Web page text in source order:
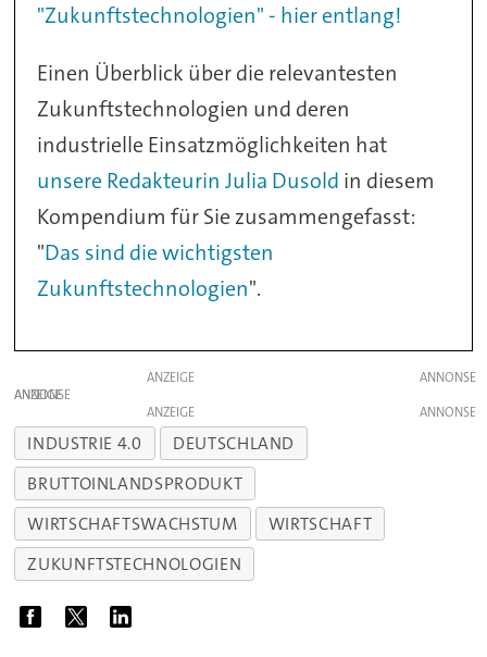
"Zukunftstechnologien" - hier entlang!
Einen Überblick über die relevantesten
Zukunftstechnologien und deren
industrielle Einsatzmöglichkeiten hat
unsere Redakteurin Julia Dusold in diesem
Kompendium für Sie zusammengefasst:
"Das sind die wichtigsten
Zukunftstechnologien".
ANZEIGE
ANZEIGE
ANZEIGE
INDUSTRIE 4.0
DEUTSCHLAND
BRUTTOINLANDSPRODUKT
WIRTSCHAFTSWACHSTUM
WIRTSCHAFT
ZUKUNFTSTECHNOLOGIEN